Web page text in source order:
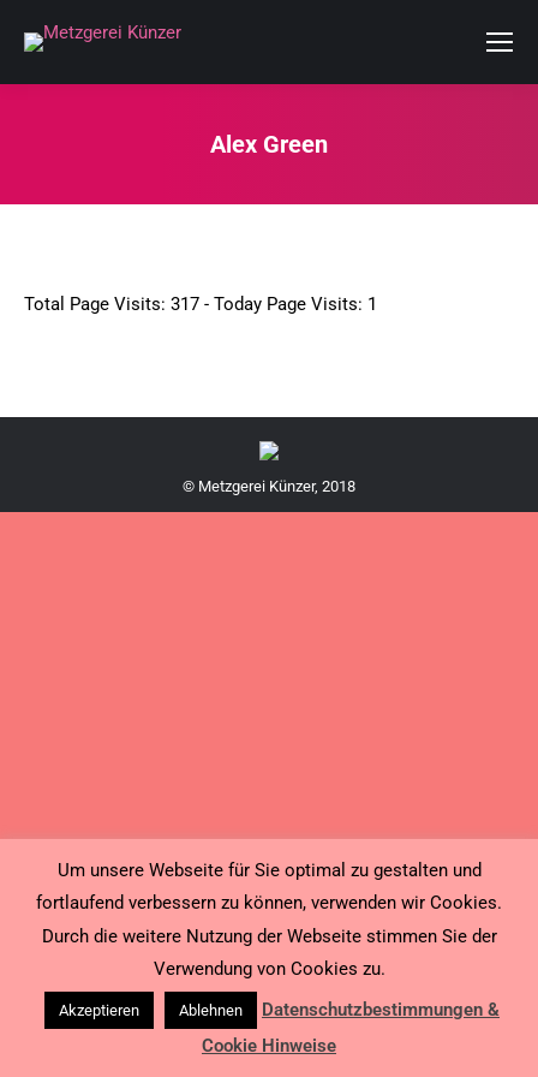
Alex Green
Total Page Visits: 317 - Today Page Visits: 1
© Metzgerei Künzer, 2018
Um unsere Webseite für Sie optimal zu gestalten und
fortlaufend verbessern zu können, verwenden wir Cookies.
Durch die weitere Nutzung der Webseite stimmen Sie der
Verwendung von Cookies zu.
Akzeptieren Ablehnen
Datenschutzbestimmungen &
Cookie Hinweise